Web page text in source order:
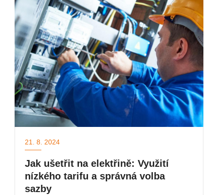
21. 8. 2024
Jak ušetřit na elektřině: Využití
nízkého tarifu a správná volba
sazby